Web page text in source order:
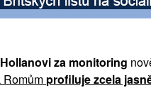
za monitoring
Romům profiluje zcela